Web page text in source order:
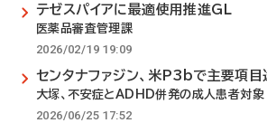
テゼスパイアに最適使用推進GL
医薬品審査管理課
2026/02/19 19:09
センタナファジン、米P3bで主要項目
大塚、不安症とADHD併発の成人患者対象
2026/06/25 17:52